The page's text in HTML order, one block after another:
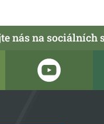
nás na sociálních